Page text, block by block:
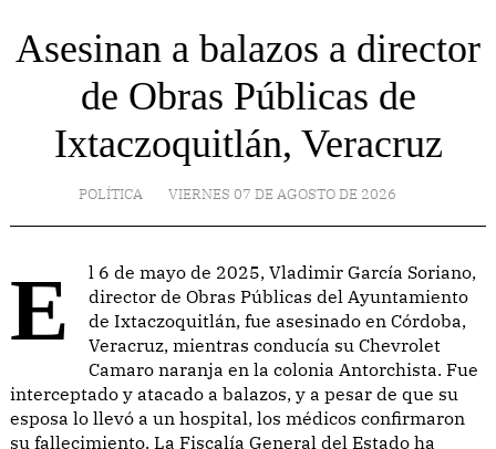
Asesinan a balazos a director
de Obras Públicas de
Ixtaczoquitlán, Veracruz
POLÍTICA VIERNES 07 DE AGOSTO DE 2026
El 6 de mayo de 2025, Vladimir García Soriano,
director de Obras Públicas del Ayuntamiento
de Ixtaczoquitlán, fue asesinado en Córdoba,
Veracruz, mientras conducía su Chevrolet
Camaro naranja en la colonia Antorchista. Fue
interceptado y atacado a balazos, y a pesar de que su
esposa lo llevó a un hospital, los médicos confirmaron
su fallecimiento. La Fiscalía General del Estado ha